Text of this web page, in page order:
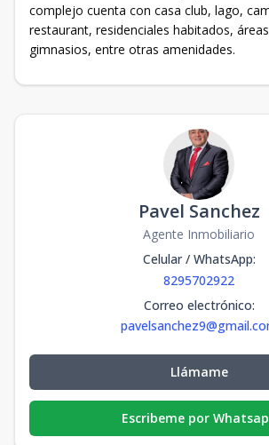
complejo cuenta con casa club, lago,
restaurant, residenciales habitados,
gimnasios, entre otras amenidades.
Pavel Sanchez
Agente Inmobiliario
Celular / WhatsApp:
8295702922
Correo electrónico:
Llámame
Escribeme por